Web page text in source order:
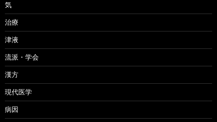
気
治療
津液
流派・学会
漢方
現代医学
病因